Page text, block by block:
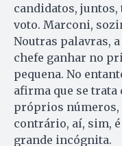
candidatos, juntos,
voto. Marconi,
Noutras palavras,
chefe ganhar no
pequena. No
afirma que se
próprios números,
contrário, aí, sim,
grande incógnita.